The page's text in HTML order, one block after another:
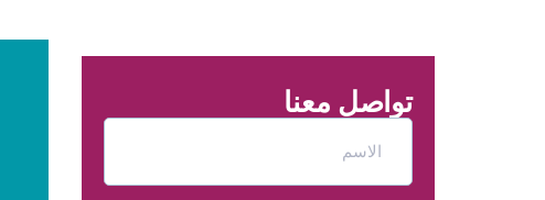
تواصل معنا